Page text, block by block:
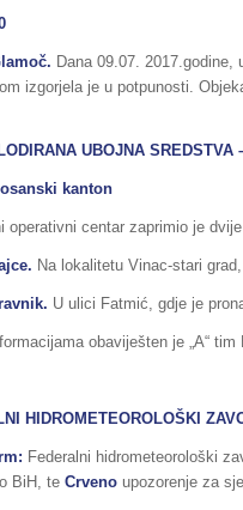
Dana 09.07.
izgorjela je u potpunosti.
UBOJNA SREDSTVA
kanton
operativni centar zaprimio je
Na lokalitetu Vinac-stari
U ulici Fatmić, gdje je
obaviješten je „A“
HIDROMETEOROLOŠKI
Federalni hidrometeorološki
BiH, te Crveno upozorenje za